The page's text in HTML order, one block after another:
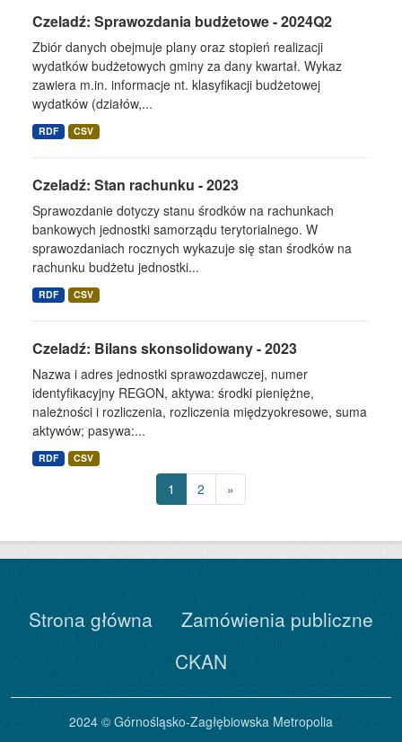
Czeladź: Sprawozdania budżetowe - 2024Q2
Zbiór danych obejmuje plany oraz stopień realizacji
wydatków budżetowych gminy za dany kwartał. Wykaz
zawiera m.in. informacje nt. klasyfikacji budżetowej
wydatków (działów,...
RDF CSV
Czeladź: Stan rachunku - 2023
Sprawozdanie dotyczy stanu środków na rachunkach
bankowych jednostki samorządu terytorialnego. W
sprawozdaniach rocznych wykazuje się stan środków na
rachunku budżetu jednostki...
RDF CSV
Czeladź: Bilans skonsolidowany - 2023
Nazwa i adres jednostki sprawozdawczej, numer
identyfikacyjny REGON, aktywa: środki pieniężne,
należności i rozliczenia, rozliczenia międzyokresowe, suma
aktywów; pasywa:...
RDF CSV
1 2 »
Strona główna
Zamówienia publiczne
CKAN
2024 © Górnośląsko-Zagłębiowska Metropolia